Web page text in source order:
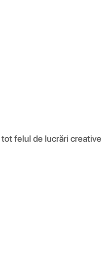
felul de lucrări creative